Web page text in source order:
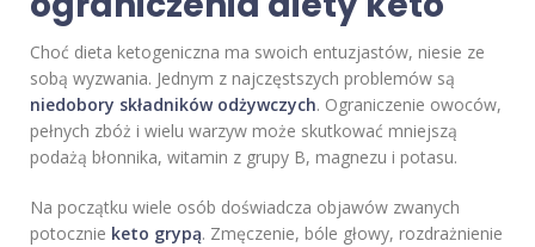
Choć dieta ketogeniczna ma swoich entuzjastów, niesie ze
sobą wyzwania. Jednym z najczęstszych problemów są
niedobory składników odżywczych. Ograniczenie owoców,
pełnych zbóż i wielu warzyw może skutkować mniejszą
podażą błonnika, witamin z grupy B, magnezu i potasu.
Na początku wiele osób doświadcza objawów zwanych
potocznie keto grypą. Zmęczenie, bóle głowy, rozdrażnienie